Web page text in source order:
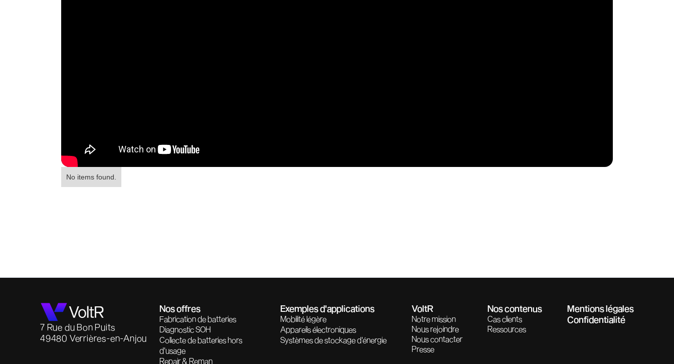
No items found.
7 Rue du Bon Puits
49480 Verrières-en-Anjou
Nos offres
Fabrication de batteries
Diagnostic SOH
Collecte de batteries hors
d'usage
Repair & Reman
Exemples d'applications
Mobilité légère
Appareils électroniques
Systèmes de stockage d'énergie
VoltR
Notre mission
Nous rejoindre
Nous contacter
Presse
Nos contenus
Cas clients
Ressources
Mentions légales
Confidentialité